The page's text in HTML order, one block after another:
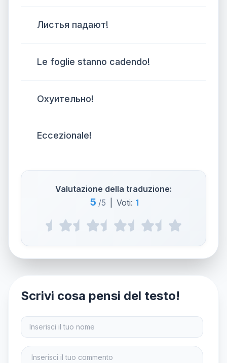
Листья падают!
Le foglie stanno cadendo!
Охуительно!
Eccezionale!
Valutazione della traduzione:
5 /5 Voti: 1
Scrivi cosa pensi del testo!